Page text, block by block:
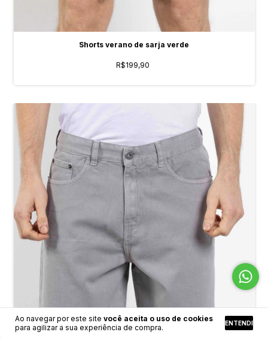
Ao navegar por este site você aceita o uso de cookies
para agilizar a sua experiência de compra.
ENTENDI
Shorts verano de sarja verde
R$199,90